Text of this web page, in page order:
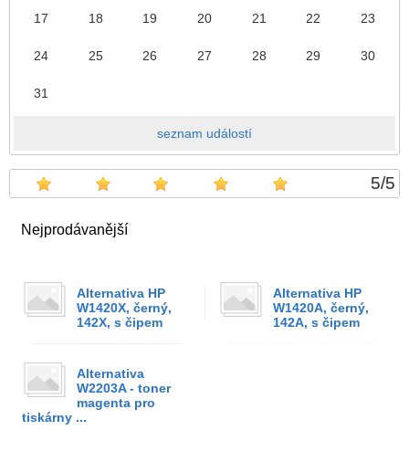
17 18 19 20 21 22 23
24 25 26 27 28 29 30
31
seznam událostí
5/5
Nejprodávanější
Alternativa HP
W1420X, černý,
142X, s čipem
Alternativa HP
W1420A, černý,
142A, s čipem
Alternativa
W2203A - toner
magenta pro
tiskárny ...